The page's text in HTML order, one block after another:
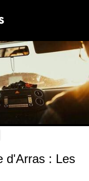
de voiture
d'Arras : Les